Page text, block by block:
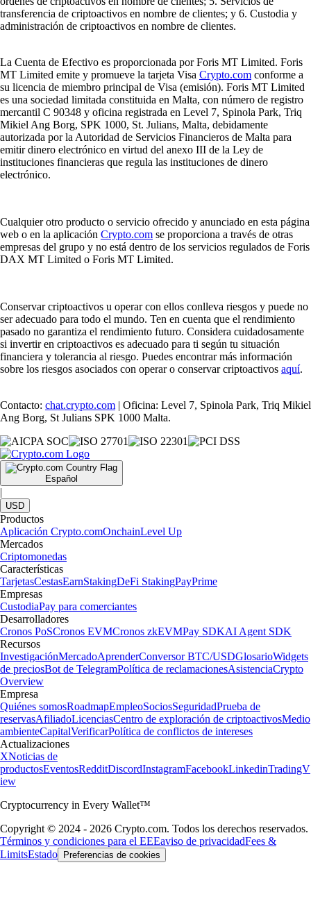
transferencia de criptoactivos en nombre de clientes; y 6. Custodia y
administración de criptoactivos en nombre de clientes.
La Cuenta de Efectivo es proporcionada por Foris MT Limited. Foris
MT Limited emite y promueve la tarjeta Visa Crypto.com conforme a
su licencia de miembro principal de Visa (emisión). Foris MT Limited
es una sociedad limitada constituida en Malta, con número de registro
mercantil C 90348 y oficina registrada en Level 7, Spinola Park, Triq
Mikiel Ang Borg, SPK 1000, St. Julians, Malta, debidamente
autorizada por la Autoridad de Servicios Financieros de Malta para
emitir dinero electrónico en virtud del anexo III de la Ley de
instituciones financieras que regula las instituciones de dinero
electrónico.
Cualquier otro producto o servicio ofrecido y anunciado en esta página
web o en la aplicación Crypto.com se proporciona a través de otras
empresas del grupo y no está dentro de los servicios regulados de Foris
DAX MT Limited o Foris MT Limited.
Conservar criptoactivos u operar con ellos conlleva riesgos y puede no
ser adecuado para todo el mundo. Ten en cuenta que el rendimiento
pasado no garantiza el rendimiento futuro. Considera cuidadosamente
si invertir en criptoactivos es adecuado para ti según tu situación
financiera y tolerancia al riesgo. Puedes encontrar más información
sobre los riesgos asociados con operar o conservar criptoactivos aquí.
Contacto: chat.crypto.com | Oficina: Level 7, Spinola Park, Triq Mikiel
Ang Borg, St Julians SPK 1000 Malta.
Español
|
USD
Productos
Aplicación Crypto.comOnchainLevel Up
Mercados
Criptomonedas
Características
TarjetasCestasEarnStakingDeFi StakingPayPrime
Empresas
CustodiaPay para comerciantes
Desarrolladores
Cronos PoSCronos EVMCronos zkEVMPay SDKAI Agent SDK
Recursos
InvestigaciónMercadoAprenderConversor BTC/USDGlosarioWidgets
de preciosBot de TelegramPolítica de reclamacionesAsistenciaCrypto
Overview
Empresa
Quiénes somosRoadmapEmpleoSociosSeguridadPrueba de
reservasAfiliadoLicenciasCentro de exploración de criptoactivosMedio
ambienteCapitalVerificarPolítica de conflictos de intereses
Actualizaciones
XNoticias de
productosEventosRedditDiscordInstagramFacebookLinkedinTradingV
iew
Cryptocurrency in Every Wallet™
Copyright © 2024 - 2026 Crypto.com. Todos los derechos reservados.
Términos y condiciones para el EEEaviso de privacidadFees &
LimitsEstado Preferencias de cookies